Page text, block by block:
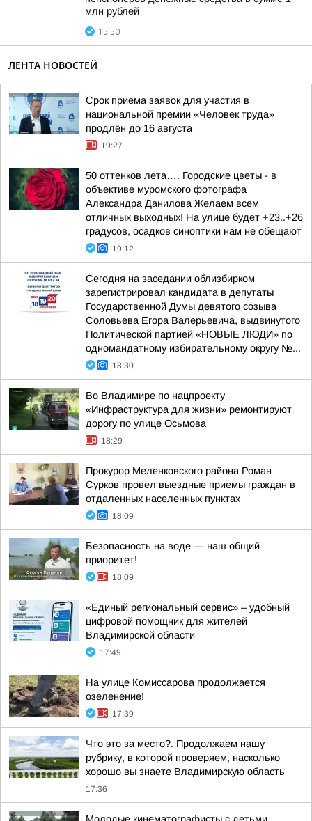
млн рублей
15:50
ЛЕНТА НОВОСТЕЙ
Срок приёма заявок для участия в
национальной премии «Человек труда»
продлён до 16 августа
19:27
50 оттенков лета…. Городские цветы - в
объективе муромского фотографа
Александра Данилова Желаем всем
отличных выходных! На улице будет +23..+26
градусов, осадков синоптики нам не обещают
19:12
Сегодня на заседании облизбирком
зарегистрировал кандидата в депутаты
Государственной Думы девятого созыва
Соловьева Егора Валерьевича, выдвинутого
Политической партией «НОВЫЕ ЛЮДИ» по
одномандатному избирательному округу №...
18:30
Во Владимире по нацпроекту
«Инфраструктура для жизни» ремонтируют
дорогу по улице Осьмова
18:29
Прокурор Меленковского района Роман
Сурков провел выездные приемы граждан в
отдаленных населенных пунктах
18:09
Безопасность на воде — наш общий
приоритет!
18:09
«Единый региональный сервис» – удобный
цифровой помощник для жителей
Владимирской области
17:49
На улице Комиссарова продолжается
озеленение!
17:39
Что это за место?. Продолжаем нашу
рубрику, в которой проверяем, насколько
хорошо вы знаете Владимирскую область
17:36